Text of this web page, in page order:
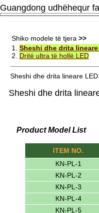
Guangdong udhëhequr
Shiko modele të tjera >>
1. Sheshi dhe drita lineare
2. Dritë ultra të hollë LED
Sheshi dhe drita lineare
Sheshi dhe drita
Product Model List
ITEM NO.
KN-PL-1
KN-PL-2
KN-PL-3
KN-PL-4
KN-PL-5